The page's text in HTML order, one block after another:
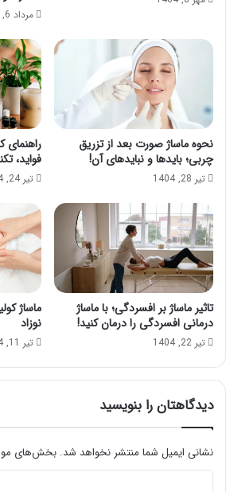
مرداد 6, 1404
نحوه ماساژ صورت بعد از تزریق
چربی؛ بایدها و نبایدهای آن!
تیر 28, 1404
راهنمای
فواید،
تیر 24, 1404
تاثیر ماساژ بر افسردگی؛ با ماساژ
درمانی افسردگی را درمان کنید!
تیر 22, 1404
ماساژ
نوزاد
تیر 11, 1404
دیدگاهتان را بنویسید
نشانی ایمیل شما منتشر نخواهد شد. بخش‌های